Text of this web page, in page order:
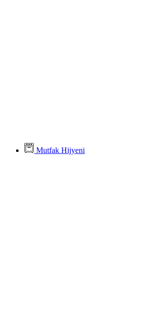
Mutfak Hijyeni